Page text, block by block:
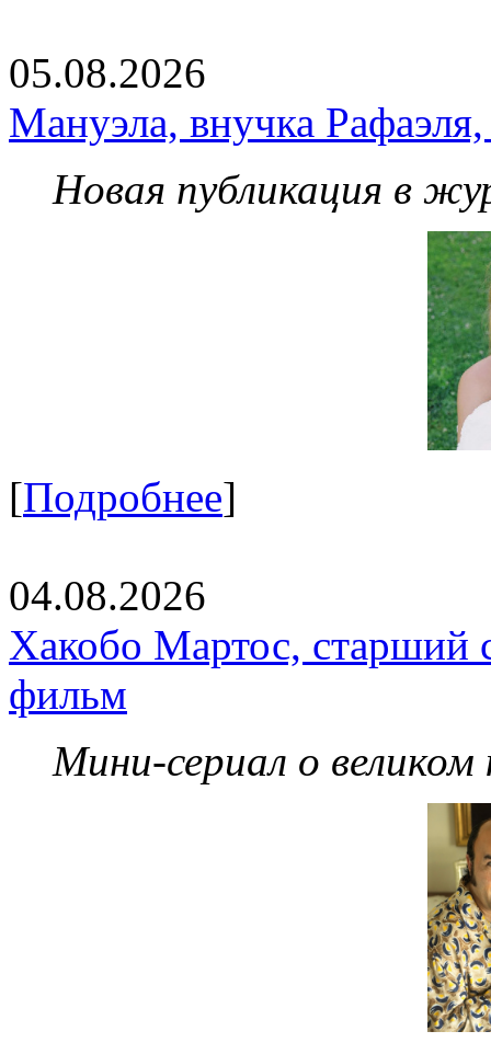
05.08.2026
Мануэла, внучка
Новая публикация в
[Подробнее]
04.08.2026
Хакобо Мартос, старший
фильм
Мини-сериал о великом